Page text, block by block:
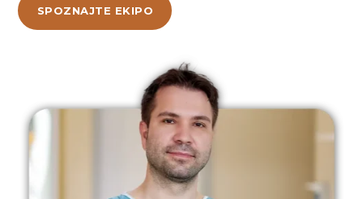
SPOZNAJTE EKIPO